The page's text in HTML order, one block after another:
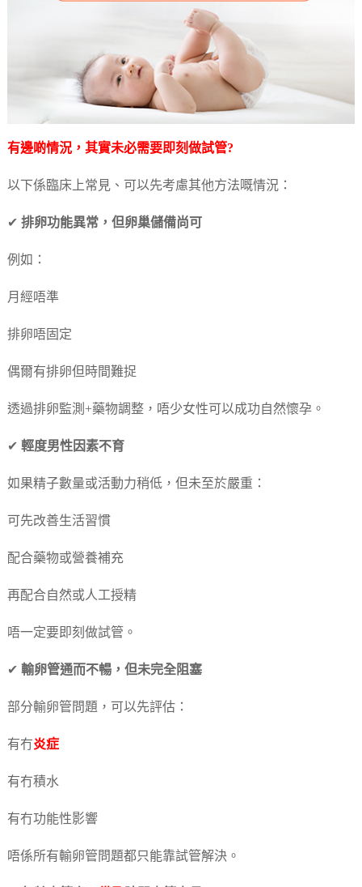
有邊啲情況，其實未必需要即刻做試管?
以下係臨床上常見、可以先考慮其他方法嘅情況：
✔ 排卵功能異常，但卵巢儲備尚可
例如：
月經唔準
排卵唔固定
偶爾有排卵但時間難捉
透過排卵監測+藥物調整，唔少女性可以成功自然懷孕。
✔ 輕度男性因素不育
如果精子數量或活動力稍低，但未至於嚴重：
可先改善生活習慣
配合藥物或營養補充
再配合自然或人工授精
唔一定要即刻做試管。
✔ 輸卵管通而不暢，但未完全阻塞
部分輸卵管問題，可以先評估：
有冇炎症
有冇積水
有冇功能性影響
唔係所有輸卵管問題都只能靠試管解決。